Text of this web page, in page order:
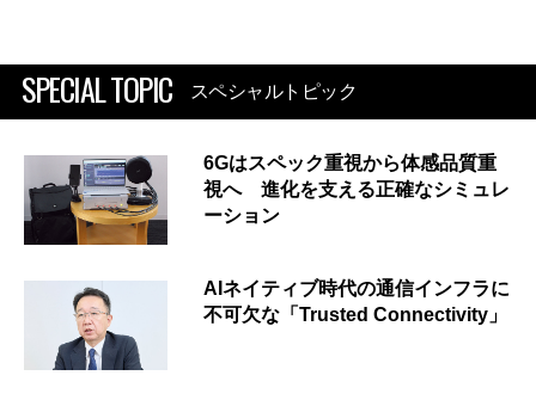
SPECIAL TOPIC スペシャルトピック
6Gはスペック重視から体感品質重
視へ 進化を支える正確なシミュレ
ーション
AIネイティブ時代の通信インフラに
不可欠な「Trusted Connectivity」